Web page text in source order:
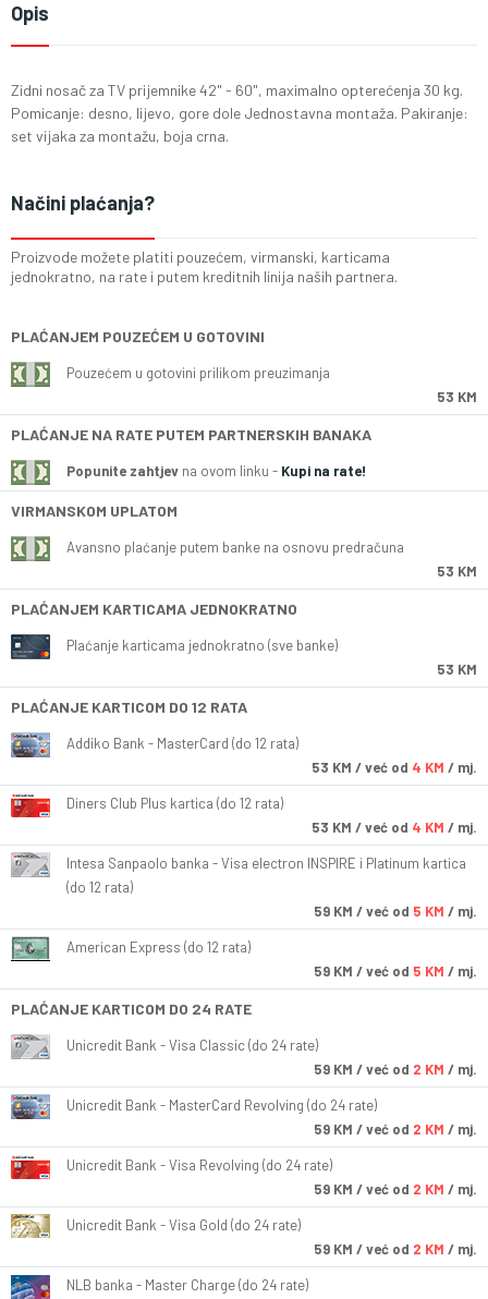
Opis
Zidni nosač za TV prijemnike 42" - 60", maximalno opterećenja 30 kg.
Pomicanje: desno, lijevo, gore dole Jednostavna montaža. Pakiranje:
set vijaka za montažu, boja crna.
Načini plaćanja?
Proizvode možete platiti pouzećem, virmanski, karticama
jednokratno, na rate i putem kreditnih linija naših partnera.
PLAĆANJEM POUZEĆEM U GOTOVINI
Pouzećem u gotovini prilikom preuzimanja
53 KM
PLAĆANJE NA RATE PUTEM PARTNERSKIH BANAKA
Popunite zahtjev na ovom linku - Kupi na rate!
VIRMANSKOM UPLATOM
Avansno plaćanje putem banke na osnovu predračuna
53 KM
PLAĆANJEM KARTICAMA JEDNOKRATNO
Plaćanje karticama jednokratno (sve banke)
53 KM
PLAĆANJE KARTICOM DO 12 RATA
Addiko Bank - MasterCard (do 12 rata)
53 KM / već od 4 KM / mj.
Diners Club Plus kartica (do 12 rata)
53 KM / već od 4 KM / mj.
Intesa Sanpaolo banka - Visa electron INSPIRE i Platinum kartica
(do 12 rata)
59 KM / već od 5 KM / mj.
American Express (do 12 rata)
59 KM / već od 5 KM / mj.
PLAĆANJE KARTICOM DO 24 RATE
Unicredit Bank - Visa Classic (do 24 rate)
59 KM / već od 2 KM / mj.
Unicredit Bank - MasterCard Revolving (do 24 rate)
59 KM / već od 2 KM / mj.
Unicredit Bank - Visa Revolving (do 24 rate)
59 KM / već od 2 KM / mj.
Unicredit Bank - Visa Gold (do 24 rate)
59 KM / već od 2 KM / mj.
NLB banka - Master Charge (do 24 rate)